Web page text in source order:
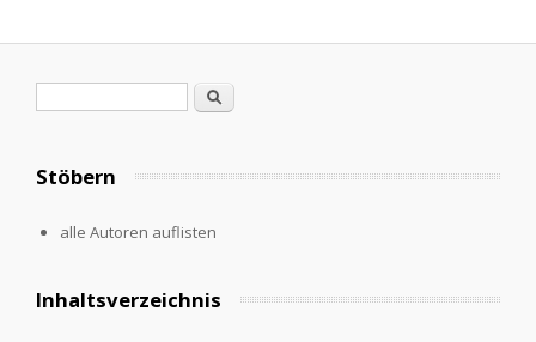
Search
Stöbern
alle Autoren auflisten
Inhaltsverzeichnis